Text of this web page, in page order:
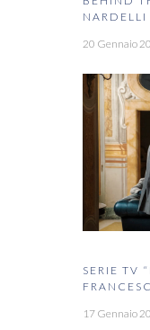
NARDELLI
20 Gennaio
SERIE TV
17 Gennaio